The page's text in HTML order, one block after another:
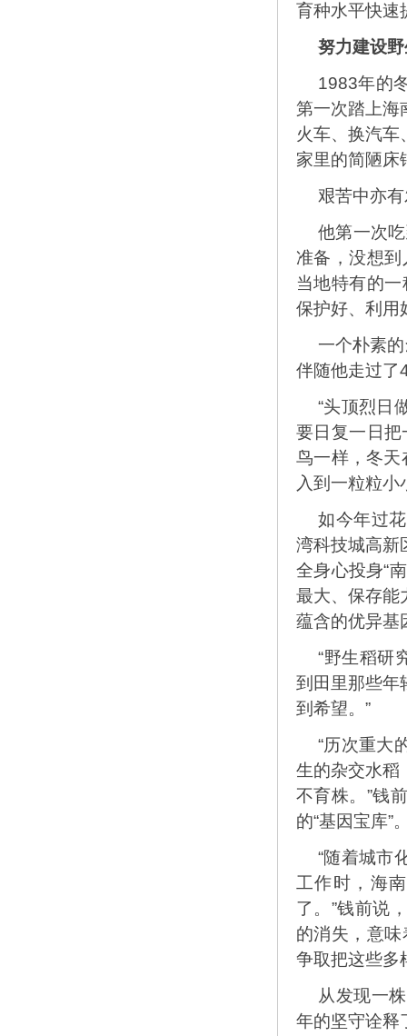
育种水平快速
努力建设
1983年的
第一次踏上海
火车、换汽车
家里的简陋床
艰苦中亦
他第一次
准备，没想
当地特有的
保护好、利用
一个朴素
伴随他走过了
“头顶烈日
要日复一日把
鸟一样，冬天
入到一粒粒小
如今年过
湾科技城高新
全身心投身“
最大、保存能
蕴含的优异基
“野生稻研
到田里那些年
到希望。”
“历次重大
生的杂交水稻
不育株。”钱
的“基因宝库”
“随着城市
工作时，海
了。”钱前说
的消失，意
争取把这些多
从发现一
年的坚守诠释